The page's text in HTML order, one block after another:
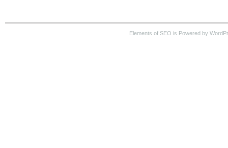
Elements of SEO is Powered by